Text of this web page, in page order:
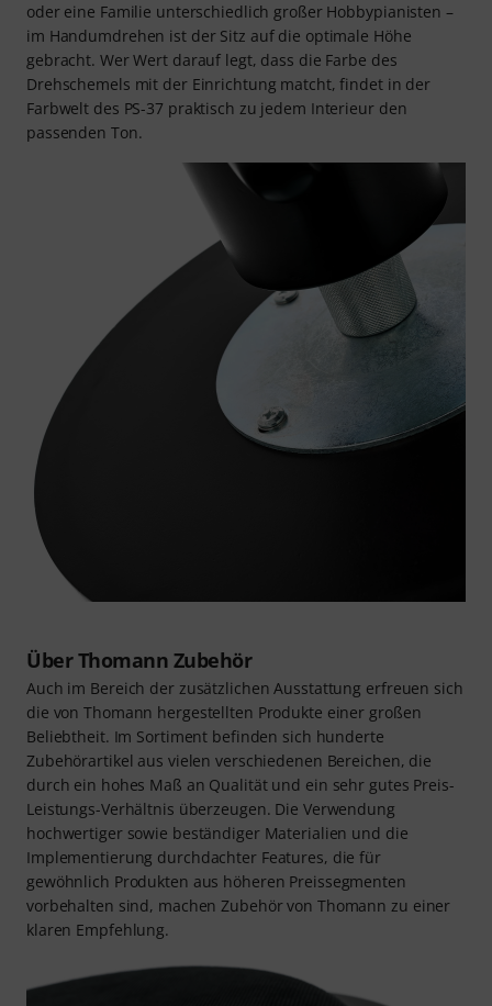
oder eine Familie unterschiedlich großer Hobbypianisten –
im Handumdrehen ist der Sitz auf die optimale Höhe
gebracht. Wer Wert darauf legt, dass die Farbe des
Drehschemels mit der Einrichtung matcht, findet in der
Farbwelt des PS-37 praktisch zu jedem Interieur den
passenden Ton.
Über Thomann Zubehör
Auch im Bereich der zusätzlichen Ausstattung erfreuen sich
die von Thomann hergestellten Produkte einer großen
Beliebtheit. Im Sortiment befinden sich hunderte
Zubehörartikel aus vielen verschiedenen Bereichen, die
durch ein hohes Maß an Qualität und ein sehr gutes Preis-
Leistungs-Verhältnis überzeugen. Die Verwendung
hochwertiger sowie beständiger Materialien und die
Implementierung durchdachter Features, die für
gewöhnlich Produkten aus höheren Preissegmenten
vorbehalten sind, machen Zubehör von Thomann zu einer
klaren Empfehlung.